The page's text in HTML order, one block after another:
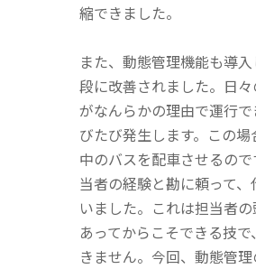
縮できました。
また、動態管理機能も導
段に改善されました。日
がなんらかの理由で運行
びたび発生します。この
中のバスを配車させるの
当者の経験と勘に頼って
いました。これは担当者
あってからこそできる技
きません。今回、動態管